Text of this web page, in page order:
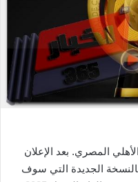
المصري. بعد الإعلان
الجديدة التي سوف